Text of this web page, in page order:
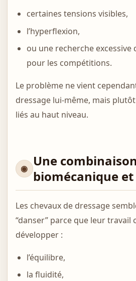
certaines tensions visibles,
l’hyperflexion,
ou une recherche excessive
pour les compétitions.
Le problème ne vient
dressage lui-même, mais
liés au haut niveau.
Une
biomécanique
Les chevaux de dressage
“danser” parce que leur travail
développer :
l’équilibre,
la fluidité,